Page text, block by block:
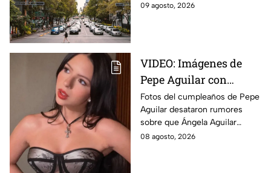
No Circula HOY domingo 9 de
09 agosto, 2026
VIDEO: Imágenes de
Pepe Aguilar con
Ángela desatan
rumores ¿Está
embarazada?
Fotos del cumpleaños de Pepe
Aguilar desataron rumores
sobre que Ángela Aguilar
podría estar embarazada;
08 agosto, 2026